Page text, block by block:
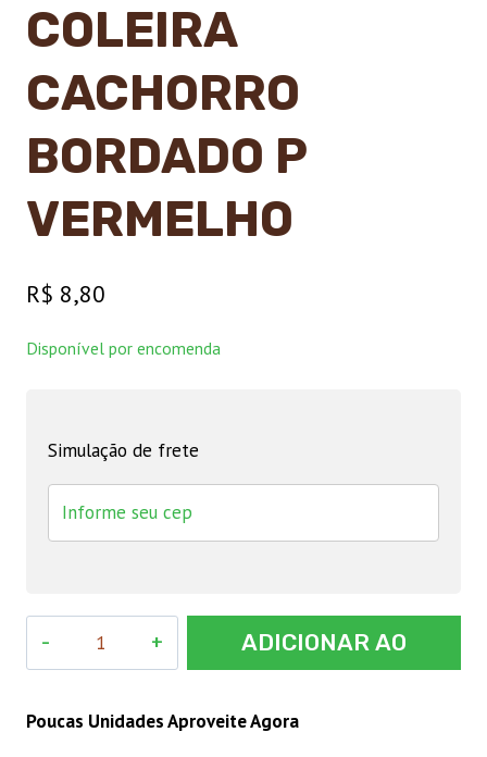
COLEIRA
CACHORRO
BORDADO P
VERMELHO
R$ 8,80
Disponível por encomenda
Simulação de frete
P
ADICIONAR AO
Poucas Unidades Aproveite Agora